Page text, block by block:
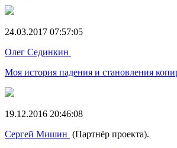
24.03.2017 07:57:05
Олег Сединкин
Моя история падения и становления
19.12.2016 20:46:08
Сергей Мишин (Партнёр проекта).